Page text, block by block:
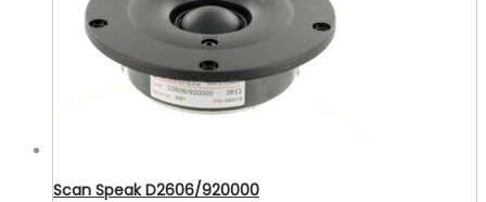
Scan Speak D2606/920000